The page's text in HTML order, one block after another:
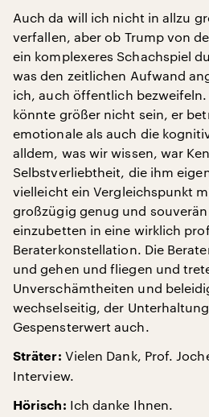
Auch da will ich nicht in allzu
verfallen, aber ob Trump von
ein komplexeres Schachspiel
was den zeitlichen Aufwand
ich, auch öffentlich
könnte größer nicht sein, er
emotionale als auch die
alldem, was wir wissen, war
Selbstverliebtheit, die ihm
vielleicht ein Vergleichspunkt
großzügig genug und
einzubetten in eine wirklich
Beraterkonstellation. Die
und gehen und fliegen und
Unverschämtheiten und
wechselseitig, der
Gespensterwert auch.
Sträter: Vielen Dank, Prof.
Interview.
Hörisch: Ich danke Ihnen.